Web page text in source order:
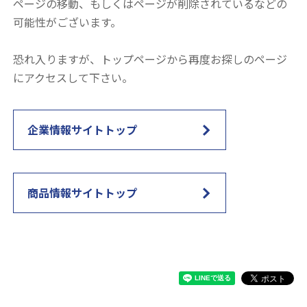
ページの移動、もしくはページが削除されているなどの
可能性がございます。
恐れ入りますが、トップページから再度お探しのページ
にアクセスして下さい。
企業情報サイトトップ
商品情報サイトトップ